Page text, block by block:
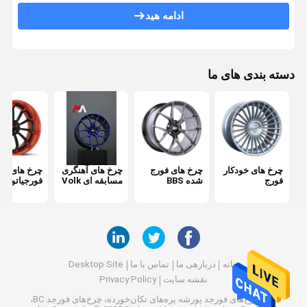
چرخ های فورج لکسانی
چرخ های فرفورژه فراری
چرخ های فورج مونوبلوک
2 تکه چرخ فورج
ادامه هید
دسته بندی های ما
چرخ های خودکار
فورج
چرخ های فورج
شده BBS
چرخ های آهنگری
مسابقه ای Volk
چرخ های
فورجیاتو
خانه دربارهی ما تماس با ما
Desktop Site
نقشه سایت
Privacy Policy
چین چرخ‌های فورجد پورشه پره‌های تکان‌خورده، چرخ‌های فورجد BC،